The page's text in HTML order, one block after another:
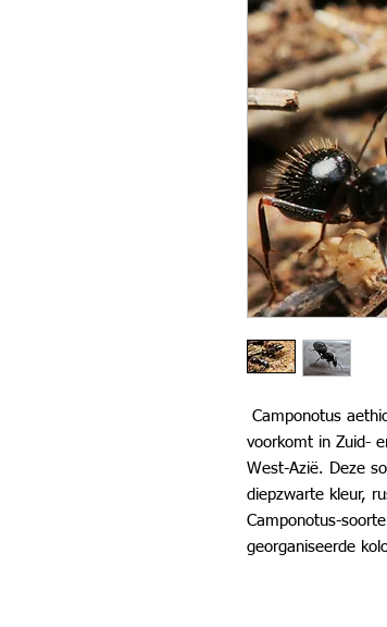
Camponotus
voorkomt in Zuid-
West-Azië. Deze
diepzwarte kleur,
Camponotus-
georganiseerde